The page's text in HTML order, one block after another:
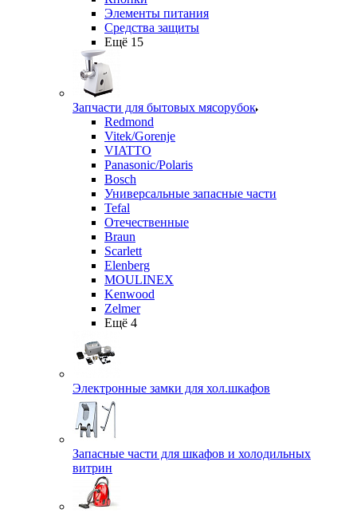
Элементы питания
Средства защиты
Ещё 15
Запчасти для бытовых мясорубок
Redmond
Vitek/Gorenje
VIATTO
Panasonic/Polaris
Bosch
Универсальные запасные части
Tefal
Отечественные
Braun
Scarlett
Elenberg
MOULINEX
Kenwood
Zelmer
Ещё 4
Электронные замки для хол.шкафов
Запасные части для шкафов и холодильных
витрин